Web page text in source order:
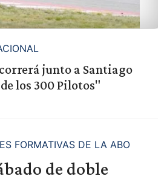
junto a Santiago
los 300 Pilotos"
FORMATIVAS DE LA ABO
de doble